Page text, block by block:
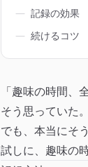
― 記録の効果
― 続けるコツ
「趣味の時間、
そう思っていた
でも、本当にそ
試しに、趣味の